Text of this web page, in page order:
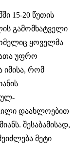
15-20 წუთის
გამომხატველი
ყოველმა
უფრო
იმისა, რომ
დაახლოებით
შესაბამისად,
მეტი